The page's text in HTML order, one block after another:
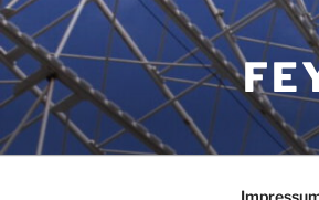
Zum
Inhalt
springen